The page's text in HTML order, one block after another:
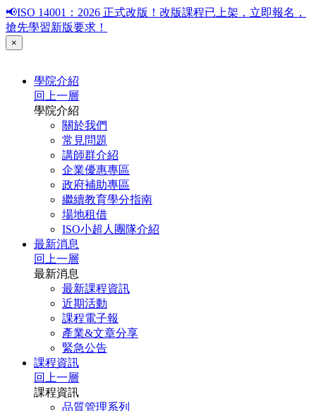
📢ISO 14001：2026 正式改版！改版課程已上架，立即報名，
搶先學習新版要求！
×
學院介紹
回上一層
學院介紹
關於我們
常見問題
講師群介紹
企業優惠專區
政府補助專區
繼續教育學分指南
場地租借
ISO小超人團隊介紹
最新消息
回上一層
最新消息
最新課程資訊
近期活動
課程電子報
產業&文章分享
緊急公告
課程資訊
回上一層
課程資訊
品質管理系列